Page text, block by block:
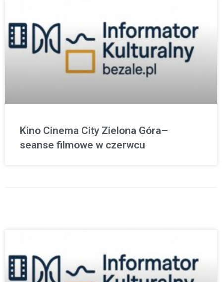
Kino Cinema City Zielona Góra–
seanse filmowe w czerwcu